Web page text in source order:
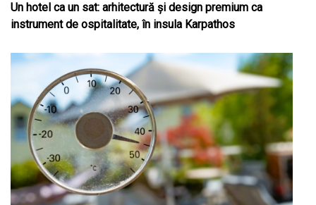
Un hotel ca un sat: arhitectură și design premium ca
instrument de ospitalitate, în insula Karpathos